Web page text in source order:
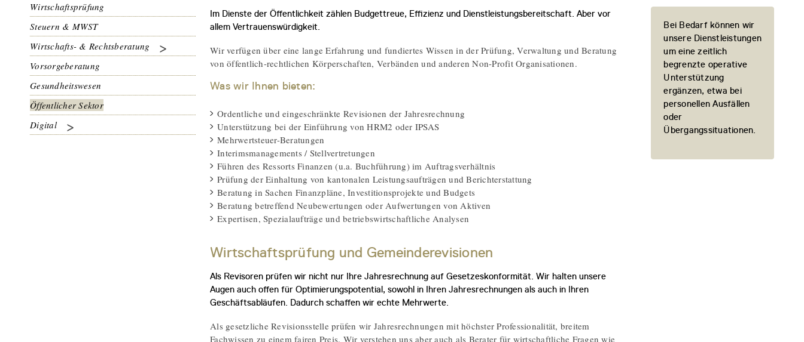
Wirtschaftsprüfung
Steuern & MWST
Wirtschafts- & Rechtsberatung
Vorsorgeberatung
Gesundheitswesen
Öffentlicher Sektor
Digital
Im Dienste der Öffentlichkeit zählen Budgettreue, Effizienz und Dienstleistungsbereitschaft. Aber vor
allem Vertrauenswürdigkeit.
Wir verfügen über eine lange Erfahrung und fundiertes Wissen in der Prüfung, Verwaltung und Beratung
von öffentlich-rechtlichen Körperschaften, Verbänden und anderen Non-Profit Organisationen.
Was wir Ihnen bieten:
Ordentliche und eingeschränkte Revisionen der Jahresrechnung
Unterstützung bei der Einführung von HRM2 oder IPSAS
Mehrwertsteuer-Beratungen
Interimsmanagements / Stellvertretungen
Führen des Ressorts Finanzen (u.a. Buchführung) im Auftragsverhältnis
Prüfung der Einhaltung von kantonalen Leistungsaufträgen und Berichterstattung
Beratung in Sachen Finanzpläne, Investitionsprojekte und Budgets
Beratung betreffend Neubewertungen oder Aufwertungen von Aktiven
Expertisen, Spezialaufträge und betriebswirtschaftliche Analysen
Wirtschaftsprüfung und Gemeinderevisionen
Als Revisoren prüfen wir nicht nur Ihre Jahresrechnung auf Gesetzeskonformität. Wir halten unsere
Augen auch offen für Optimierungspotential, sowohl in Ihren Jahresrechnungen als auch in Ihren
Geschäftsabläufen. Dadurch schaffen wir echte Mehrwerte.
Als gesetzliche Revisionsstelle prüfen wir Jahresrechnungen mit höchster Professionalität, breitem
Fachwissen zu einem fairen Preis. Wir verstehen uns aber auch als Berater für wirtschaftliche Fragen wie
Bei Bedarf können wir
unsere Dienstleistungen
um eine zeitlich
begrenzte operative
Unterstützung
ergänzen, etwa bei
personellen Ausfällen
oder
Übergangssituationen.